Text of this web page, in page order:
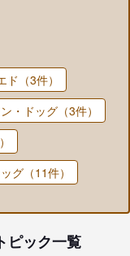
ド（3件）
・ドッグ（3件）
グ（11件）
ピック一覧